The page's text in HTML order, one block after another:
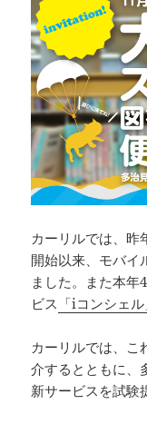
カーリルでは、昨
開始以来、モバイ
ました。また本年
ビス 「iコンシェ
カーリルでは、こ
介するとともに、
新サービスを試験